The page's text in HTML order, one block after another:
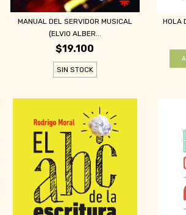
MANUAL DEL SERVIDOR MUSICAL
(ELVIO ALBER...
$19.100
SIN STOCK
HOLA